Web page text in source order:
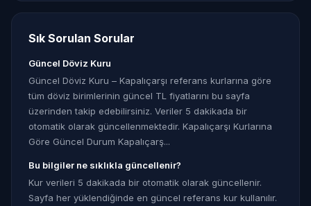
Sık Sorulan Sorular
Güncel Döviz Kuru
Güncel Döviz Kuru – Kapalıçarşı referans kurlarına göre
tüm döviz birimlerinin güncel TL fiyatlarını bu sayfa
üzerinden takip edebilirsiniz. Veriler 5 dakikada bir
otomatik olarak güncellenmektedir. Kapalıçarşı Kurlarına
Göre Güncel Durum Kapalıçarş...
Bu bilgiler ne sıklıkla güncellenir?
Kur verileri 5 dakikada bir otomatik olarak güncellenir.
Sayfa her yüklendiğinde en güncel referans kur kullanılır.